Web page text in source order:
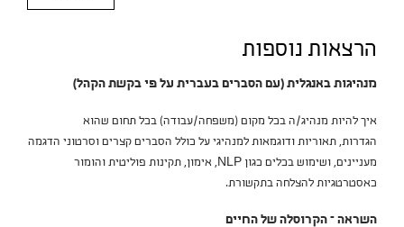
הרצאות נוספות
מנהיגות באנגלית (עם הסברים בעברית על פי בקשת הקהל)
איך להיות מנהיג/ה בכל מקום (משפחה/עבודה) בכל תחום שהוא
הגדרות, תאוריות ודוגמאות למנהיגי על כולל הסברים קצרים וסרטוני הדגמה
מעניינים, ושימוש בכלים כגון NLP, אימון, תקינות פוליטית והומור
כאסטרטגיות להצלחה בתקשורת.
השראה – הקרוסלה של החיים